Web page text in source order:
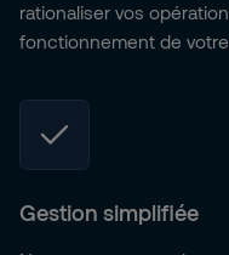
rationaliser vos
fonctionnement de
Gestion simplifiée